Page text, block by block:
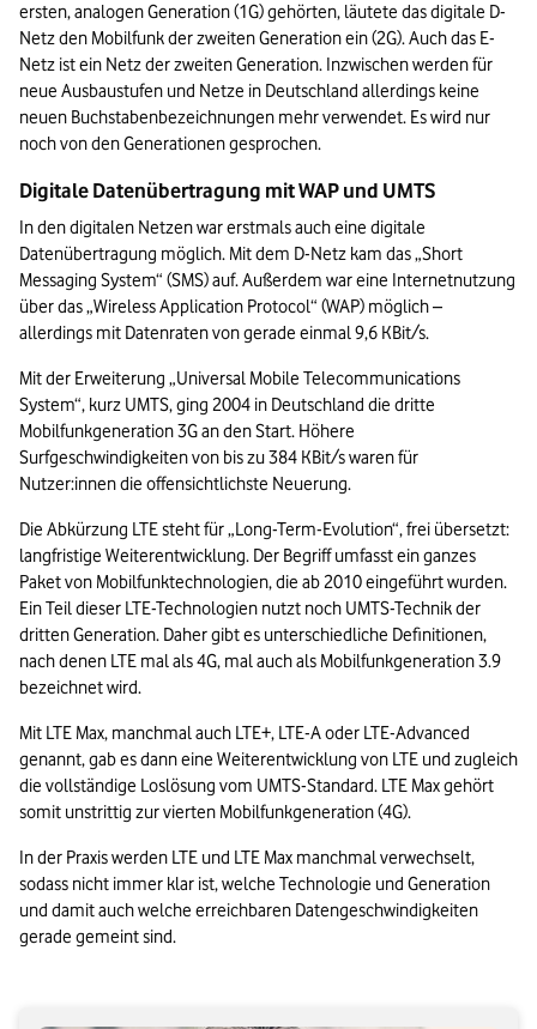
ersten, analogen Generation (1G) gehörten, läutete das digitale D-
Netz den Mobilfunk der zweiten Generation ein (2G). Auch das E-
Netz ist ein Netz der zweiten Generation. Inzwischen werden für
neue Ausbaustufen und Netze in Deutschland allerdings keine
neuen Buchstabenbezeichnungen mehr verwendet. Es wird nur
noch von den Generationen gesprochen.
Digitale Datenübertragung mit WAP und UMTS
In den digitalen Netzen war erstmals auch eine digitale
Datenübertragung möglich. Mit dem D-Netz kam das „Short
Messaging System“ (SMS) auf. Außerdem war eine Internetnutzung
über das „Wireless Application Protocol“ (WAP) möglich –
allerdings mit Datenraten von gerade einmal 9,6 KBit/s.
Mit der Erweiterung „Universal Mobile Telecommunications
System“, kurz UMTS, ging 2004 in Deutschland die dritte
Mobilfunkgeneration 3G an den Start. Höhere
Surfgeschwindigkeiten von bis zu 384 KBit/s waren für
Nutzer:innen die offensichtlichste Neuerung.
Die Abkürzung LTE steht für „Long-Term-Evolution“, frei übersetzt:
langfristige Weiterentwicklung. Der Begriff umfasst ein ganzes
Paket von Mobilfunktechnologien, die ab 2010 eingeführt wurden.
Ein Teil dieser LTE-Technologien nutzt noch UMTS-Technik der
dritten Generation. Daher gibt es unterschiedliche Definitionen,
nach denen LTE mal als 4G, mal auch als Mobilfunkgeneration 3.9
bezeichnet wird.
Mit LTE Max, manchmal auch LTE+, LTE-A oder LTE-Advanced
genannt, gab es dann eine Weiterentwicklung von LTE und zugleich
die vollständige Loslösung vom UMTS-Standard. LTE Max gehört
somit unstrittig zur vierten Mobilfunkgeneration (4G).
In der Praxis werden LTE und LTE Max manchmal verwechselt,
sodass nicht immer klar ist, welche Technologie und Generation
und damit auch welche erreichbaren Datengeschwindigkeiten
gerade gemeint sind.